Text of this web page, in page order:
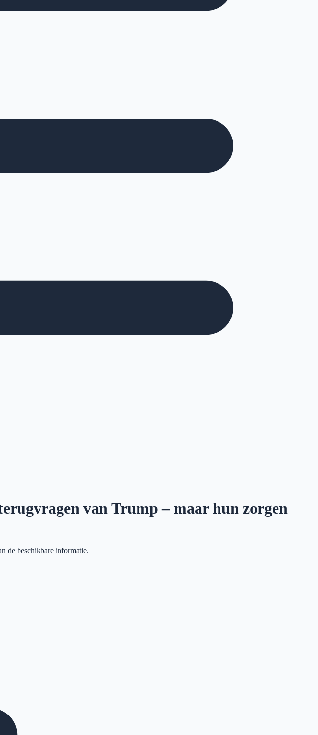
van Trump – maar hun zorgen
de beschikbare informatie.